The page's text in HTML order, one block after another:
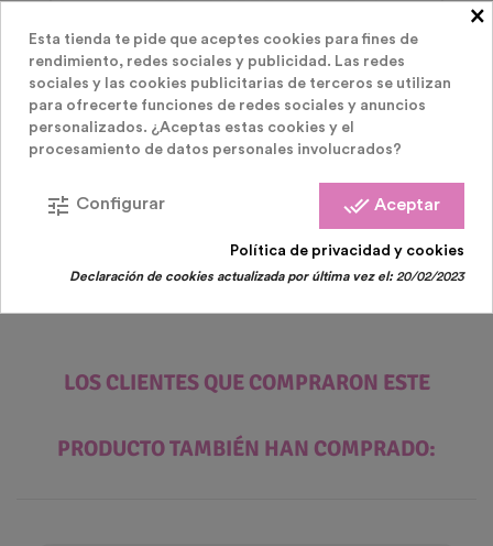
Guirnaldas Y Banderines
Guirnalda De Borlas Colores Pastel
Precio
LOS CLIENTES QUE COMPRARON ESTE
PRODUCTO TAMBIÉN HAN COMPRADO:
×
Esta tienda te pide que aceptes cookies para fines de
rendimiento, redes sociales y publicidad. Las redes
sociales y las cookies publicitarias de terceros se utilizan
para ofrecerte funciones de redes sociales y anuncios
personalizados. ¿Aceptas estas cookies y el
procesamiento de datos personales involucrados?
done_all Aceptar
tune Configurar
Política de privacidad y cookies
Declaración de cookies actualizada por última vez el:20/02/2023